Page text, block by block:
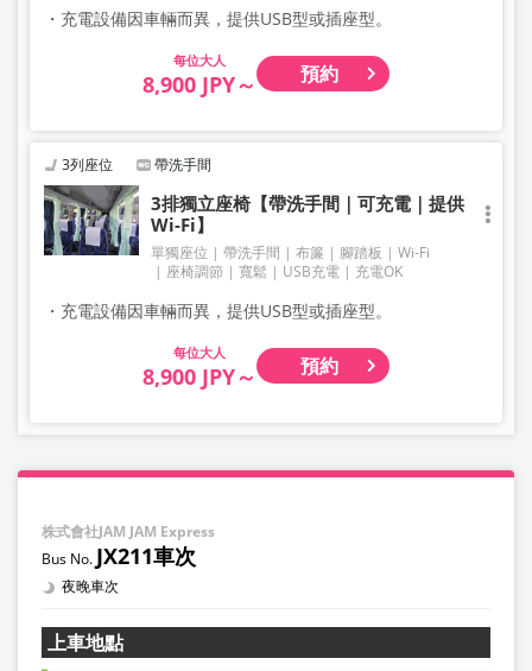
・充電設備因車輛而異，提供USB型或插座型。
大人
8,900 JPY～ 預約
3列座位 帶洗手間
3排獨立座椅【帶洗手間｜可充電｜提供
Wi-Fi】
單獨座位 帶洗手間 布簾 腳踏板
Wi-Fi
座椅調節
寬鬆 USB充電 充電OK
・充電設備因車輛而異，提供USB型或插座型。
大人
8,900 JPY～ 預約
株式會社JAM JAM Express
JX211車次
夜晚車次
上車地點